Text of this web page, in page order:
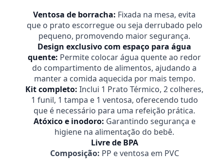
Ventosa de borracha: Fixada na mesa, evita
que o prato escorregue ou seja derrubado pelo
pequeno, promovendo maior segurança.
Design exclusivo com espaço para água
quente: Permite colocar água quente ao redor
do compartimento de alimentos, ajudando a
manter a comida aquecida por mais tempo.
Kit completo: Inclui 1 Prato Térmico, 2 colheres,
1 funil, 1 tampa e 1 ventosa, oferecendo tudo
que é necessário para uma refeição prática.
Atóxico e inodoro: Garantindo segurança e
higiene na alimentação do bebê.
Livre de BPA
Composição: PP e ventosa em PVC